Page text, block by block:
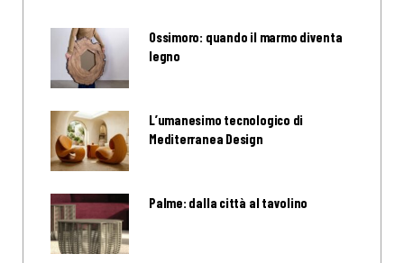
Ossimoro: quando il marmo diventa
legno
L’umanesimo tecnologico di
Mediterranea Design
Palme: dalla città al tavolino